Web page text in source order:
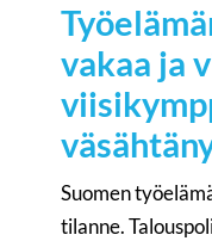
vakaa ja
Suomen
tilanne.